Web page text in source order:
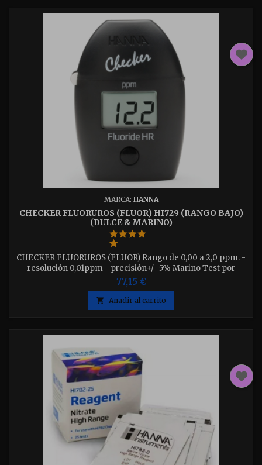
MARCA: HANNA
CHECKER FLUORUROS (FLUOR) HI729 (RANGO BAJO)
(DULCE & MARINO)
CHECKER FLUORUROS (FLUOR) Rango de 0,00 a 2,0 ppm. -
resolución 0,01ppm - precisión+/- 5% Marino Test por
CONTRASTE - incluye 5 test
77,15 €
 Añadir al carrito